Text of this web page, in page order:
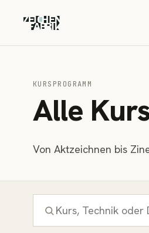
KURSPROGRAMM
Alle
Von Aktzeichnen bis